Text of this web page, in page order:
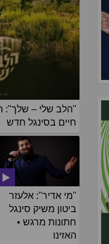
"הלב שלי – שלך":
חיים בסינגל חדש
"מי אדיר": אלעזר
ביטון משיק סינגל
חתונות מרגש •
האזינו